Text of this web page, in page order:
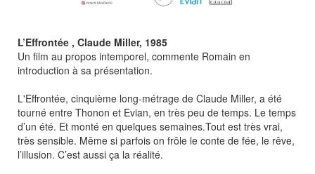
L’Effrontée , Claude Miller, 1985
Un film au propos intemporel, commente Romain en
introduction à sa présentation.
L'Effrontée, cinquième long-métrage de Claude Miller, a été
tourné entre Thonon et Evian, en très peu de temps. Le temps
d’un été. Et monté en quelques semaines.Tout est très vrai,
très sensible. Même si parfois on frôle le conte de fée, le rêve,
l’illusion. C’est aussi ça la réalité.